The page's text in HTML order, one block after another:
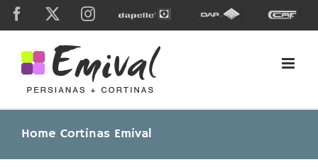
Skip
Facebook Instagram
Dapelle
Grupo
Dap
Caf
Home Cortinas Emival